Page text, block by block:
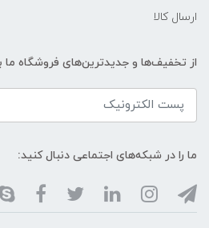
ارسال کالا
از تخفیف‌ها و جدیدترین‌های فروشگاه ما
ما را در شبکه‌های اجتماعی دنبال کنید: